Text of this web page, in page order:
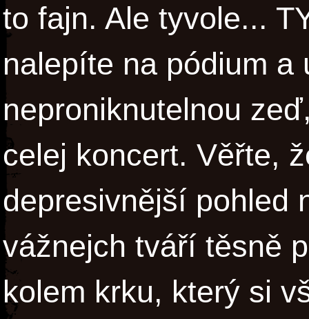
to fajn. Ale tyvole...
nalepíte na pódium
neproniknutelnou
celej koncert. Věřte,
depresivnější pohled
vážnejch tváří těsně
kolem krku, který si